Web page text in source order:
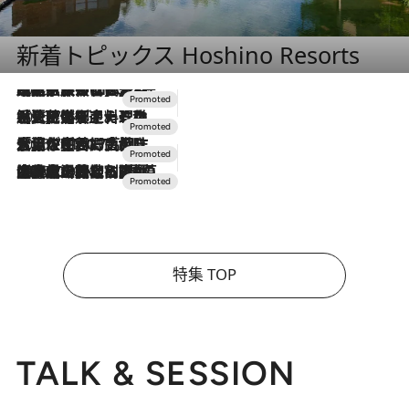
新着トピックス Hoshino Resorts
2026.7.31
【ホテル帰省】という選択肢をOMOが提案。家族とほどよい距離を保つには「昼は実家、夜は気兼ねなくホテルで！」
2026.7.24
【夏限定ディナーコース】旬を迎える稚鮎や花ズッキーニなどをイタリア・トスカーナの郷土料理の手法で満喫！
2026.7.17
「土佐和ハーブかき氷」がOMO7高知に登場！生姜、山椒、大葉など目にも舌にも涼を呼ぶ郷土の味
2026.7.10
NEW OPEN！【界 草津】名湯の地に誕生。趣の異なる2種の温泉と上州ならではの会席・蕎麦割烹など美食を味わう究極の癒やし旅
特集 TOP
TALK & SESSION